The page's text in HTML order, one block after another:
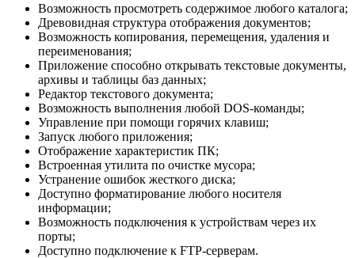
Возможность просмотреть содержимое любого каталога;
Древовидная структура отображения документов;
Возможность копирования, перемещения, удаления и
переименования;
Приложение способно открывать текстовые документы,
архивы и таблицы баз данных;
Редактор текстового документа;
Возможность выполнения любой DOS-команды;
Управление при помощи горячих клавиш;
Запуск любого приложения;
Отображение характеристик ПК;
Встроенная утилита по очистке мусора;
Устранение ошибок жесткого диска;
Доступно форматирование любого носителя
информации;
Возможность подключения к устройствам через их
порты;
Доступно подключение к FTP-серверам.